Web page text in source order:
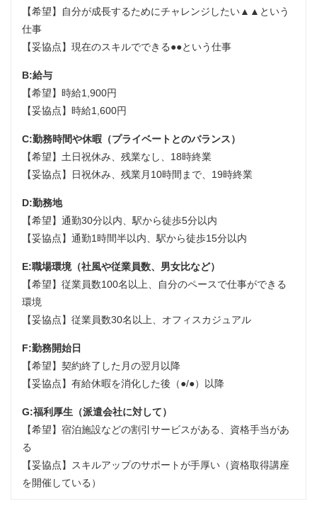
【希望】自分が成長するためにチャレンジしたい▲▲という
仕事
【妥協点】現在のスキルでできる●●という仕事
B:給与
【希望】時給1,900円
【妥協点】時給1,600円
C:勤務時間や休暇（プライベートとのバランス）
【希望】土日祝休み、残業なし、18時終業
【妥協点】日祝休み、残業月10時間まで、19時終業
D:勤務地
【希望】通勤30分以内、駅から徒歩5分以内
【妥協点】通勤1時間半以内、駅から徒歩15分以内
E:職場環境（社風や従業員数、男女比など）
【希望】従業員数100名以上、自分のペースで仕事ができる
環境
【妥協点】従業員数30名以上、オフィスカジュアル
F:勤務開始日
【希望】契約終了した月の翌月以降
【妥協点】有給休暇を消化した後（●/●）以降
G:福利厚生（派遣会社に対して）
【希望】宿泊施設などの割引サービスがある、資格手当があ
る
【妥協点】スキルアップのサポートが手厚い（資格取得講座
を開催している）